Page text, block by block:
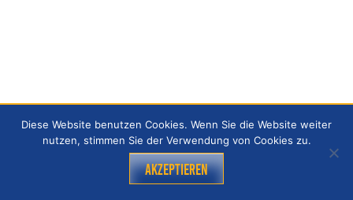
Diese Website benutzen Cookies. Wenn Sie die Website weiter
nutzen, stimmen Sie der Verwendung von Cookies zu.
Akzeptieren